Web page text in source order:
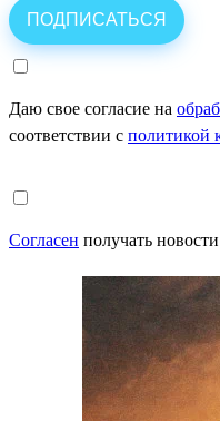
Даю свое согласие на
соответствии с политикой
Согласен получать